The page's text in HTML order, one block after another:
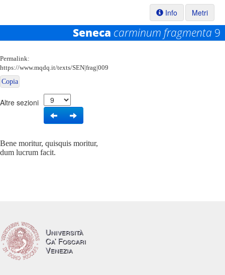
Info Metri
Seneca carminum fragmenta 9
Permalink:
https://www.mqdq.it/texts/SEN|frag|009
Copia
Altre sezioni
Bene moritur, quisquis moritur,
dum lucrum facit.
Università
Ca’ Foscari
Venezia